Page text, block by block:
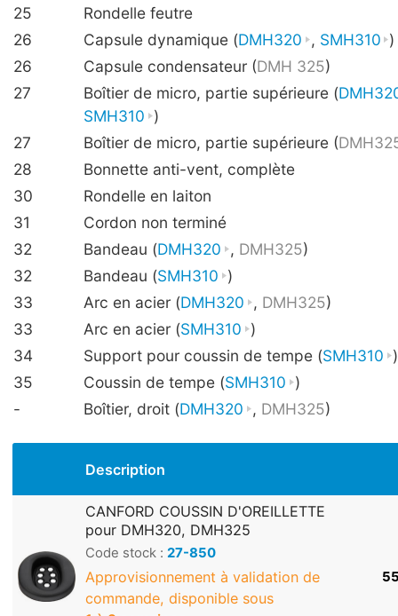
25
Rondelle feutre
26
Capsule dynamique (DMH320 , SMH310 )
26
Capsule condensateur (DMH 325)
27
Boîtier de micro, partie supérieure (
SMH310 )
27
Boîtier de micro, partie supérieure (
28
Bonnette anti-vent, complète
30
Rondelle en laiton
31
Cordon non terminé
32
Bandeau (DMH320 , DMH325)
32
Bandeau (SMH310 )
33
Arc en acier (DMH320 , DMH325)
33
Arc en acier (SMH310 )
34
Support pour coussin de tempe (SMH310 )
35
Coussin de tempe (SMH310 )
-
Boîtier, droit (DMH320 , DMH325)
Description
CANFORD COUSSIN D'OREILLETTE
pour DMH320, DMH325
Code stock : 27-850
Approvisionnement à validation de
commande, disponible sous